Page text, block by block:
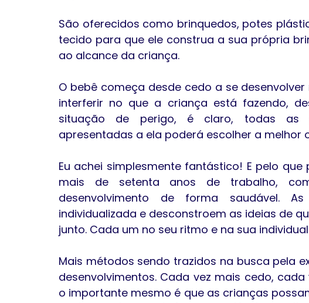
São oferecidos como brinquedos, potes
tecido para que ele construa a sua própria
ao alcance da criança.
O bebê começa desde cedo a se
interferir no que a criança está fazendo,
situação de perigo, é claro, todas as
apresentadas a ela poderá escolher a
Eu achei simplesmente fantástico! E pelo
mais de setenta anos de trabalho,
desenvolvimento de forma saudável.
individualizada e desconstroem as ideias de
junto. Cada um no seu ritmo e na sua
Mais métodos sendo trazidos na busca pela
desenvolvimentos. Cada vez mais cedo,
o importante mesmo é que as crianças